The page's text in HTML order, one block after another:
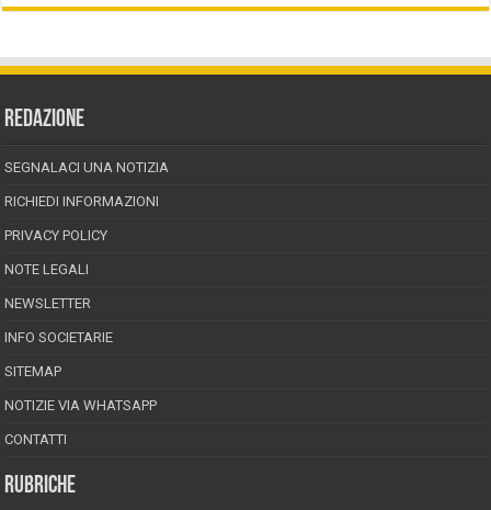
REDAZIONE
SEGNALACI UNA NOTIZIA
RICHIEDI INFORMAZIONI
PRIVACY POLICY
NOTE LEGALI
NEWSLETTER
INFO SOCIETARIE
SITEMAP
NOTIZIE VIA WHATSAPP
CONTATTI
RUBRICHE